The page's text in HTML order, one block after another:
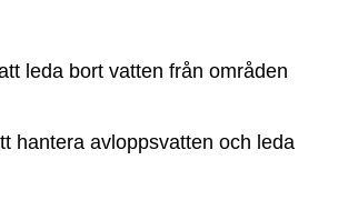
leda bort vatten från områden
hantera avloppsvatten och leda